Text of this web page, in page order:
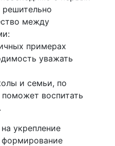
решительно
между
примерах
уважать
и семьи, по
воспитать
укрепление
формирование